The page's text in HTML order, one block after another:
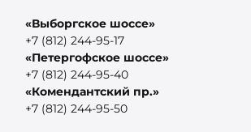
«Выборгское шоссе»
+7 (812) 244-95-17
«Петергофское шоссе»
+7 (812) 244-95-40
«Комендантский пр.»
+7 (812) 244-95-50